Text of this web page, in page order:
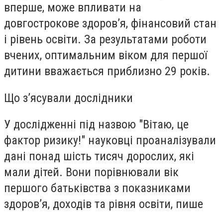
вперше, може впливати на
довгострокове здоров’я, фінансовий стан
і рівень освіти. За результатами роботи
вчених, оптимальним віком для першої
дитини вважається приблизно 29 років.
Що з’ясували дослідники
У дослідженні під назвою "Вітаю, це
фактор ризику!" науковці проаналізували
дані понад шість тисяч дорослих, які
мали дітей. Вони порівнювали вік
першого батьківства з показниками
здоров’я, доходів та рівня освіти, пише